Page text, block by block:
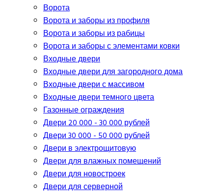
Ворота
Ворота и заборы из профиля
Ворота и заборы из рабицы
Ворота и заборы с элементами ковки
Входные двери
Входные двери для загородного дома
Входные двери с массивом
Входные двери темного цвета
Газонные ограждения
Двери 20 000 - 30 000 рублей
Двери 30 000 - 50 000 рублей
Двери в электрощитовую
Двери для влажных помещений
Двери для новостроек
Двери для серверной